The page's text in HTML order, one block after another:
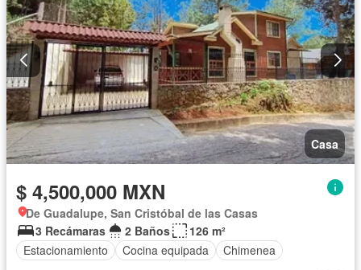
Casa
$ 4,500,000 MXN
De Guadalupe, San Cristóbal de las Casas
3 Recámaras
2 Baños
126 m²
Estacionamiento
Cocina equipada Chimenea